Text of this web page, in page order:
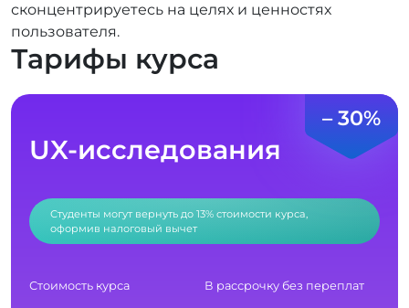
сконцентрируетесь на целях и ценностях
пользователя.
Тарифы курса
– 30%
UX-исследования
Студенты могут вернуть до 13% стоимости курса,
оформив налоговый вычет
Стоимость курса В рассрочку без переплат